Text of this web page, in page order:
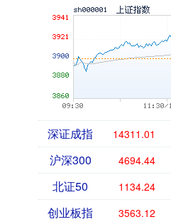
深证成指 14311.01
沪深300 4694.44
北证50 1134.24
创业板指 3563.12